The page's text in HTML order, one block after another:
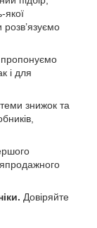
якої
і для
знижок та
Довіряйте